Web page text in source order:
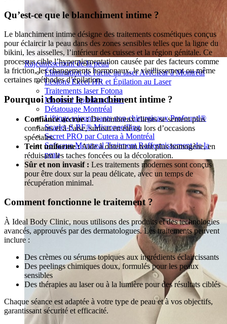
Rajeunissement de la peau
Élimination de l'acné au laser AviClear à Montréal
Lésions Excel HR et Épilation au Laser
Traitements laser Fotona
Montreal Epilation Laser
Détatouage Montréal
Liftings rajeunissants non chirurgicaux Profound®
Scarlet-S RF® Microneedling
Secret PRO par Cutera à Montréal
Sofwave Montreal Traitment Raffermissement de la
peau
Qu’est-ce que le blanchiment intime ?
Le blanchiment intime désigne des traitements cosmétiques conçus
pour éclaircir la peau dans des zones sensibles telles que la ligne du
bikini, les aisselles, l’intérieur des cuisses et la région génitale. Ce
processus cible l’hyperpigmentation causée par des facteurs comme
la friction, les changements hormonaux, le vieillissement ou même
certaines méthodes d’épilation.
Pourquoi choisir le blanchiment intime ?
Confiance accrue :De nombreux clients se sentent plus
confiants et à l’aise, surtout en été ou lors d’occasions
spéciales.
Teint uniforme :Aide à obtenir un teint plus homogène, en
réduisant les taches foncées ou la décoloration.
Sûr et non invasif : Les traitements modernes sont conçus
pour être doux sur la peau délicate, avec un temps de
récupération minimal.
Comment fonctionne le traitement ?
À Ideal Body Clinic, nous utilisons des produits et des technologies
avancés, approuvés par des dermatologues. Les traitements peuvent
inclure :
Des crèmes ou sérums topiques aux ingrédients éclaircissants
Des peelings chimiques doux, formulés pour les peaux
sensibles
Des thérapies au laser ou à la lumière pour des résultats ciblés
Chaque séance est adaptée à votre type de peau et à vos objectifs,
garantissant sécurité et efficacité.